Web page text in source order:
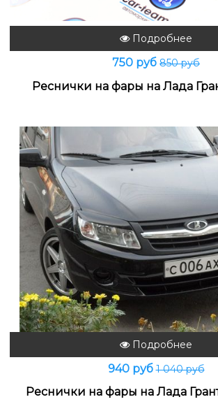
Подробнее
750 руб 850 руб
Реснички на фары на Лада
Подробнее
940 руб1 040 руб
Реснички на фары на Лада